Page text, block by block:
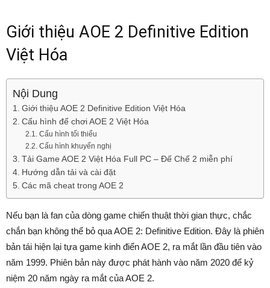
Giới thiệu AOE 2 Definitive Edition
Việt Hóa
Nội Dung
Giới thiệu AOE 2 Definitive Edition Việt Hóa
Cấu hình để chơi AOE 2 Việt Hóa
Cấu hình tối thiểu
Cấu hình khuyến nghị
Tải Game AOE 2 Việt Hóa Full PC – Đế Chế 2 miễn phí
Hướng dẫn tải và cài đặt
Các mã cheat trong AOE 2
Nếu bạn là fan của dòng game chiến thuật thời gian thực, chắc
chắn bạn không thể bỏ qua AOE 2: Definitive Edition. Đây là phiên
bản tái hiện lại tựa game kinh điển AOE 2, ra mắt lần đầu tiên vào
năm 1999. Phiên bản này được phát hành vào năm 2020 để kỷ
niệm 20 năm ngày ra mắt của AOE 2.